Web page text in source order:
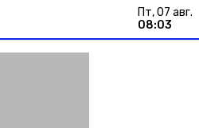
пт, 07 авг.
08:03